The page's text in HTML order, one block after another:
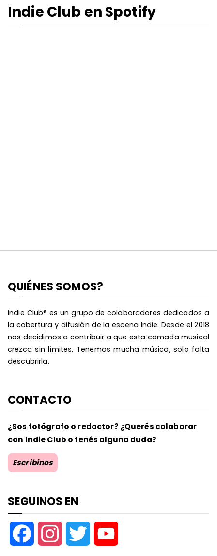
Indie Club en Spotify
QUIÉNES SOMOS?
Indie Club® es un grupo de colaboradores dedicados a
la cobertura y difusión de la escena Indie. Desde el 2018
nos decidimos a contribuir a que esta camada musical
crezca sin límites. Tenemos mucha música, solo falta
descubrirla.
CONTACTO
¿Sos fotógrafo o redactor? ¿Querés colaborar
con Indie Club o tenés alguna duda?
Escribinos
SEGUINOS EN